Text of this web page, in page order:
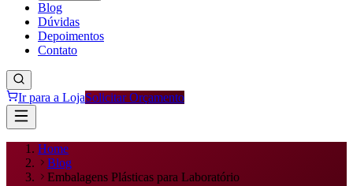
Blog
Dúvidas
Depoimentos
Contato
Ir para a LojaSolicitar Orçamento
Home
Blog
Embalagens Plásticas para Laboratório